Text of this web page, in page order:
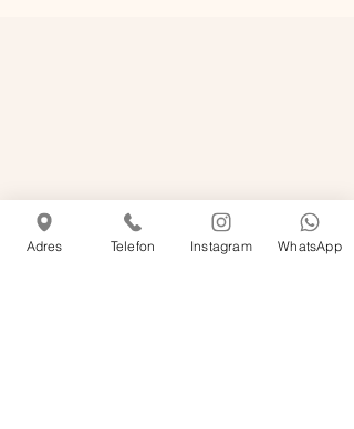
Adres Telefon Instagram WhatsApp